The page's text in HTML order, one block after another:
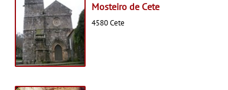
Mosteiro de Cete
4580 Cete